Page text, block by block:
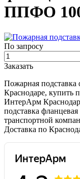
ППФО
По запросу
Заказать
Пожарная
Краснодаре, купить
ИнтерАрм
подставка
транспортной
Доставка по